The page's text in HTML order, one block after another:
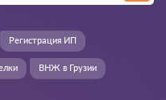
ВНЖ в Грузии
Регистрация ИП